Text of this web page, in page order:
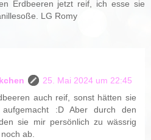
Erdbeeren jetzt reif, ich esse sie
LG Romy
25. Mai 2024 um 22:45
auch reif, sonst hätten sie
:D Aber durch den
sie mir persönlich zu wässrig
ab.